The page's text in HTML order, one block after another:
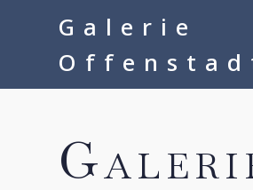
Galerie